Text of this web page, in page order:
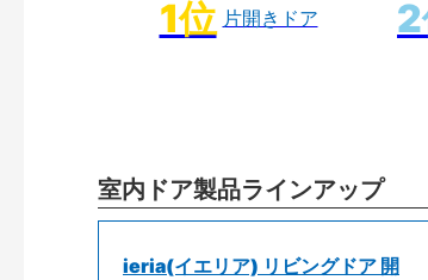
片開きドア
室内ドア製品ラインアップ
ieria(イエリア) リビングドア 開